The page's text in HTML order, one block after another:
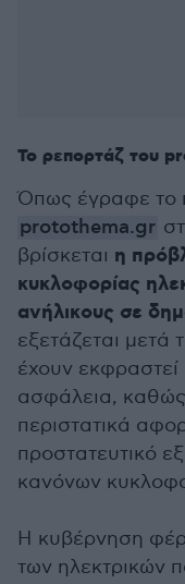
Το ρεπορτάζ του
Όπως έγραφε το
protothema.gr
βρίσκεται η
κυκλοφορίας
ανήλικους σε
εξετάζεται μετά
έχουν εκφραστεί
ασφάλεια,
περιστατικά
προστατευτικό
κανόνων
Η κυβέρνηση
των ηλεκτρικών